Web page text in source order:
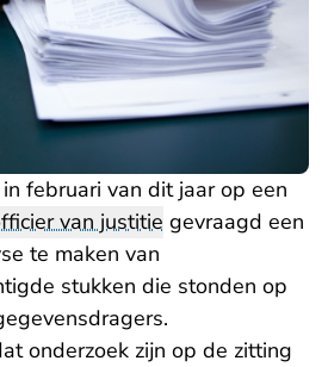
februari van dit jaar op een
van justitie gevraagd een
te maken van
stukken die stonden op
onderzoek zijn op de zitting